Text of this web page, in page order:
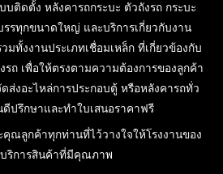
บติดตั้ง หลังคารถกระบะ ตัวถังรถ กระบะ
รรทุกขนาดใหญ่ และบริการเกี่ยวกับงาน
ทั้งงานประเภทเชื่อมเหล็ก ที่เกี่ยวข้องกับ
รถ เพื่อให้ตรงตามความต้องการของลูกค้า
ดส่งอะไหล่การประกอบตู้ หรือหลังคารถทั่ว
ดีปรึกษาและทำใบเสนอราคาฟรี
คุณลูกค้าทุกท่านที่ไว้วางใจให้โรงงานของ
บริการสินค้าที่มีคุณภาพ